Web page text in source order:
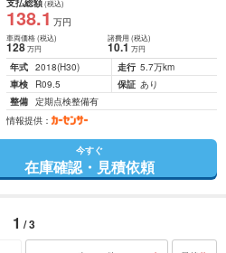
支払総額(税込)
138.1 万円
車両価格(税込)
128万円
諸費用 (税込)
10.1 万円
年式 2018(H30) 走行 5.7万km
車検
R09.5 保証 あり
整備 定期点検整備有
情報提供：
今すぐ
在庫確認・見積依頼
1 / 3